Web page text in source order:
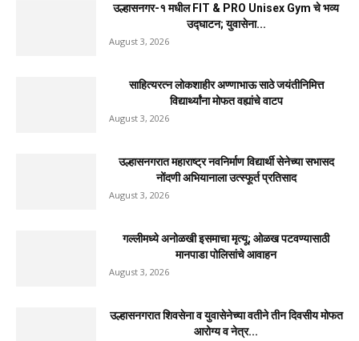
उल्हासनगर-१ मधील FIT & PRO Unisex Gym चे भव्य
उद्घाटन; युवासेना...
August 3, 2026
साहित्यरत्न लोकशाहीर अण्णाभाऊ साठे जयंतीनिमित्त
विद्यार्थ्यांना मोफत वह्यांचे वाटप
August 3, 2026
उल्हासनगरात महाराष्ट्र नवनिर्माण विद्यार्थी सेनेच्या सभासद
नोंदणी अभियानाला उत्स्फूर्त प्रतिसाद
August 3, 2026
गल्लीमध्ये अनोळखी इसमाचा मृत्यू; ओळख पटवण्यासाठी
मानपाडा पोलिसांचे आवाहन
August 3, 2026
उल्हासनगरात शिवसेना व युवासेनेच्या वतीने तीन दिवसीय मोफत
आरोग्य व नेत्र...